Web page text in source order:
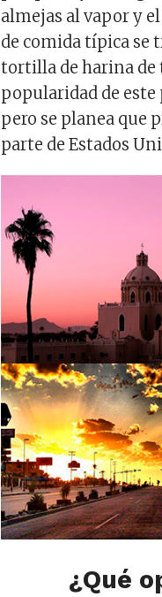
almejas al vapor y
de comida típica se
tortilla de harina
popularidad de
pero se planea que
parte de Estados
¿Qué